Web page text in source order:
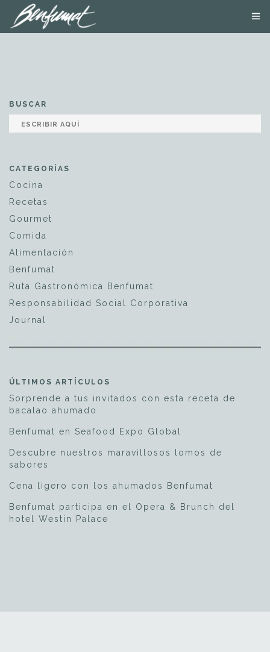
CONTACTA
TIENDA ONLINE
BUSCAR
CATEGORÍAS
Cocina
Recetas
Gourmet
Comida
Alimentación
Benfumat
Ruta Gastronómica Benfumat
Responsabilidad Social Corporativa
Journal
ÚLTIMOS ARTÍCULOS
Sorprende a tus invitados con esta receta de
bacalao ahumado
Benfumat en Seafood Expo Global
Descubre nuestros maravillosos lomos de
sabores
Cena ligero con los ahumados Benfumat
Benfumat participa en el Opera & Brunch del
hotel Westin Palace